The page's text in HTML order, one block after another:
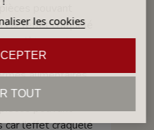
pouvant
l’effet craquelé
avec un
alimentaires.
craquelé,
pouvant
l’effet craquelé
les cookies
TOUT